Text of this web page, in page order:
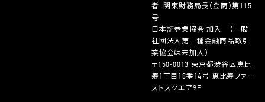
者: 関東財務局長（金商）第115
号
日本証券業協会 加入 （一般
社団法人第二種金融商品取引
業協会は未加入）
〒150-0013 東京都渋谷区恵比
寿1丁目18番14号 恵比寿ファー
ストスクエア9F